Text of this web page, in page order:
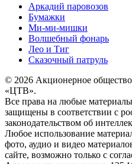
Аркадий паровозов
Бумажки
Ми-ми-мишки
Волшебный фонарь
Лео и Тиг
Сказочный патруль
© 2026 Акционерное
«ЦТВ».
Все права на любые
защищены в соответствии с
законодательством об
Любое использование
фото, аудио и видео
сайте, возможно только с